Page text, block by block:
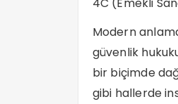
Modern
güvenlik
bir biçimde
gibi hallerde